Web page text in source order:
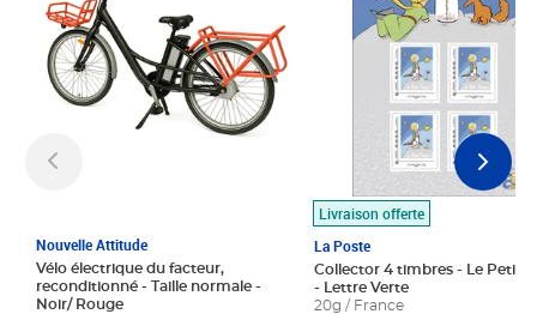
Nouvelle Attitude
Vélo électrique du facteur,
reconditionné - Taille normale -
Noir/ Rouge
Livraison offerte
La Poste
Collector 4 timbres - Le Petit
- Lettre Verte
20g / France